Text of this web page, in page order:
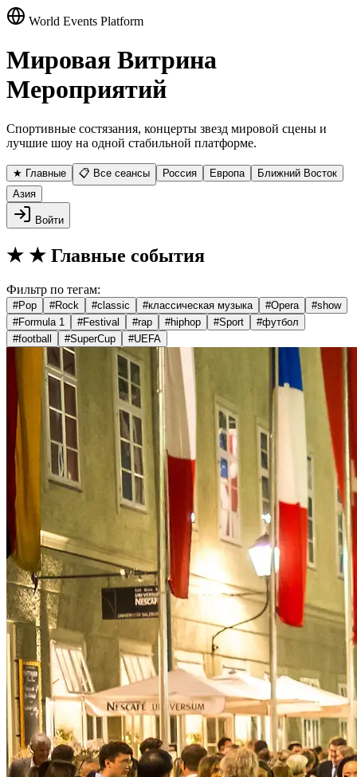
World Events Platform
Мировая Витрина
Мероприятий
Спортивные состязания, концерты звезд мировой сцены и
лучшие шоу на одной стабильной платформе.
★ Главные 📋 Все сеансы Россия Европа
Ближний Восток
Азия
Войти
★ ★ Главные события
Фильтр по тегам:
#Pop #Rock #classic #классическая музыка #Opera #show
#Formula 1 #Festival #rap #hiphop #Sport #футбол
#football #SuperCup #UEFA